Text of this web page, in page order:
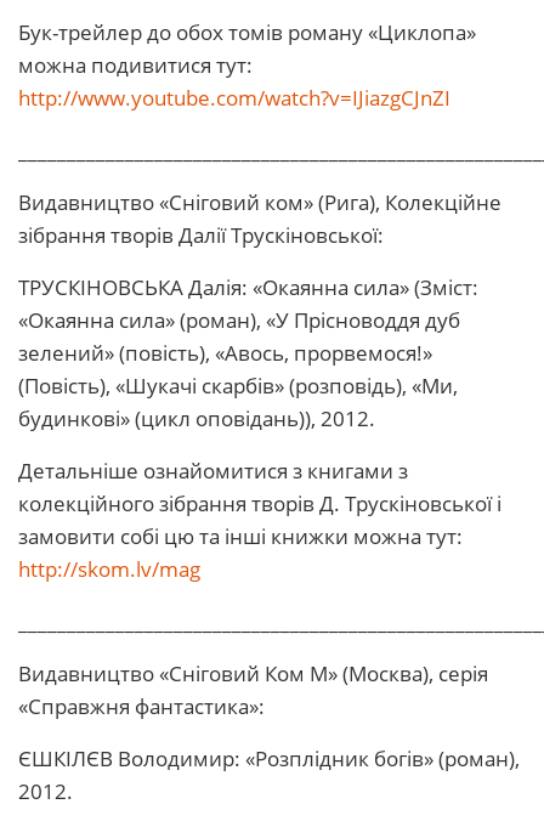
Бук-трейлер до обох томів роману «Циклопа»
можна подивитися тут:
http://www.youtube.com/watch?v=IJiazgCJnZI
Видавництво «Сніговий ком» (Рига), Колекційне
зібрання творів Далії Трускіновської:
ТРУСКІНОВСЬКА Далія: «Окаянна сила» (Зміст:
«Окаянна сила» (роман), «У Прісноводдя дуб
зелений» (повість), «Авось, прорвемося!»
(Повість), «Шукачі скарбів» (розповідь), «Ми,
будинкові» (цикл оповідань)), 2012.
Детальніше ознайомитися з книгами з
колекційного зібрання творів Д. Трускіновської і
замовити собі цю та інші книжки можна тут:
http://skom.lv/mag
Видавництво «Сніговий Ком М» (Москва), серія
«Справжня фантастика»:
ЄШКІЛЄВ Володимир: «Розплідник богів» (роман),
2012.